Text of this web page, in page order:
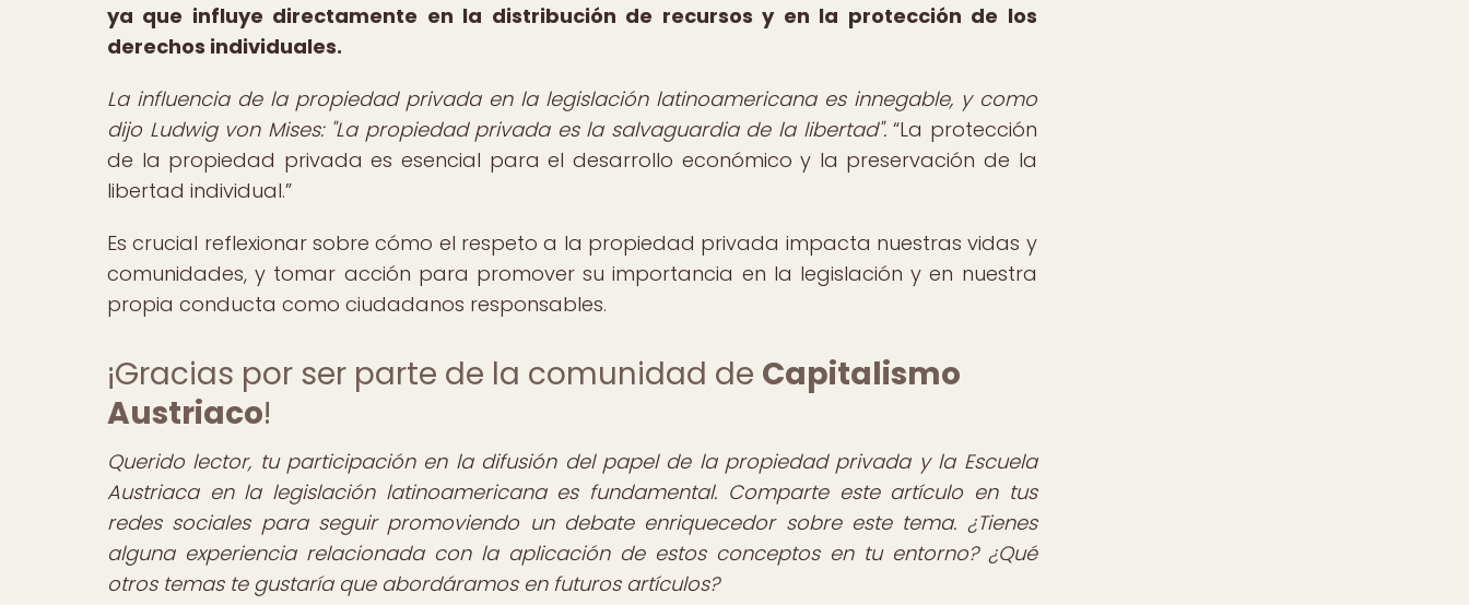
ya que influye directamente en la distribución de recursos y en la protección de los
derechos individuales.
La influencia de la propiedad privada en la legislación latinoamericana es innegable, y como
dijo Ludwig von Mises: "La propiedad privada es la salvaguardia de la libertad". La protección
de la propiedad privada es esencial para el desarrollo económico y la preservación de la
libertad individual.
Es crucial reflexionar sobre cómo el respeto a la propiedad privada impacta nuestras vidas y
comunidades, y tomar acción para promover su importancia en la legislación y en nuestra
propia conducta como ciudadanos responsables.
¡Gracias por ser parte de la comunidad de Capitalismo
Austriaco!
Querido lector, tu participación en la difusión del papel de la propiedad privada y la Escuela
Austriaca en la legislación latinoamericana es fundamental. Comparte este artículo en tus
redes sociales para seguir promoviendo un debate enriquecedor sobre este tema. ¿Tienes
alguna experiencia relacionada con la aplicación de estos conceptos en tu entorno? ¿Qué
otros temas te gustaría que abordáramos en futuros artículos?